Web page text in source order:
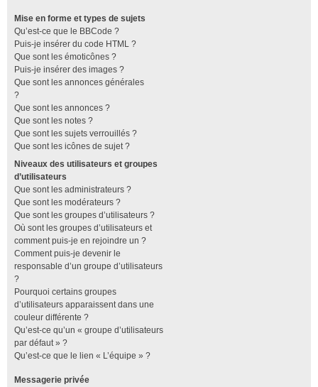
Mise en forme et types de sujets
Qu’est-ce que le BBCode ?
Puis-je insérer du code HTML ?
Que sont les émoticônes ?
Puis-je insérer des images ?
Que sont les annonces générales
?
Que sont les annonces ?
Que sont les notes ?
Que sont les sujets verrouillés ?
Que sont les icônes de sujet ?
Niveaux des utilisateurs et groupes
d’utilisateurs
Que sont les administrateurs ?
Que sont les modérateurs ?
Que sont les groupes d’utilisateurs ?
Où sont les groupes d’utilisateurs et
comment puis-je en rejoindre un ?
Comment puis-je devenir le
responsable d’un groupe d’utilisateurs
?
Pourquoi certains groupes
d’utilisateurs apparaissent dans une
couleur différente ?
Qu’est-ce qu’un « groupe d’utilisateurs
par défaut » ?
Qu’est-ce que le lien « L’équipe » ?
Messagerie privée